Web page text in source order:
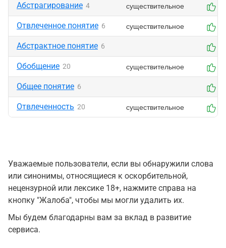
Абстрагирование 4 существительное
Отвлеченное понятие 6 существительное
Абстрактное понятие 6
Обобщение 20 существительное
Общее понятие 6
Отвлеченность 20 существительное
Уважаемые пользователи, если вы обнаружили слова
или синонимы, относящиеся к оскорбительной,
нецензурной или лексике 18+, нажмите справа на
кнопку "Жалоба", чтобы мы могли удалить их.
Мы будем благодарны вам за вклад в развитие
сервиса.